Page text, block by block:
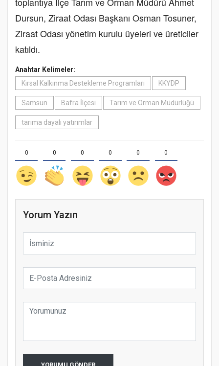
Dursun, Ziraat Odası Başkanı Osman Tosuner,
Ziraat Odası yönetim kurulu üyeleri ve üreticiler
katıldı.
Anahtar Kelimeler:
Kırsal Kalkınma Destekleme Programları
KKYDP
Samsun Bafra İlçesi Tarım ve Orman Müdürlüğü
tarıma dayalı yatırımlar
0 0 0 0 0 0
Yorum Yazın